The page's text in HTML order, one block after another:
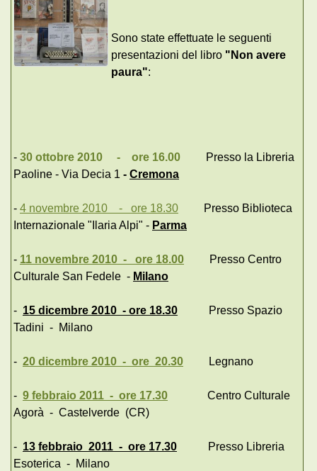
Sono state effettuate le seguenti
presentazioni del libro "Non avere
paura":
- 30 ottobre 2010 - ore 16.00
Presso la Libreria
Paoline - Via Decia 1 - Cremona
- 4 novembre 2010 - ore 18.30 Presso Biblioteca
Internazionale "Ilaria Alpi" - Parma
- 11 novembre 2010 - ore 18.00 Presso Centro
Culturale San Fedele - Milano
- 15 dicembre 2010 - ore 18.30 Presso Spazio
Tadini - Milano
- 20 dicembre 2010 - ore 20.30 Legnano
- 9 febbraio 2011 - ore 17.30 Centro Culturale
Agorà - Castelverde (CR)
- 13 febbraio 2011 - ore 17.30 Presso Libreria
Esoterica - Milano